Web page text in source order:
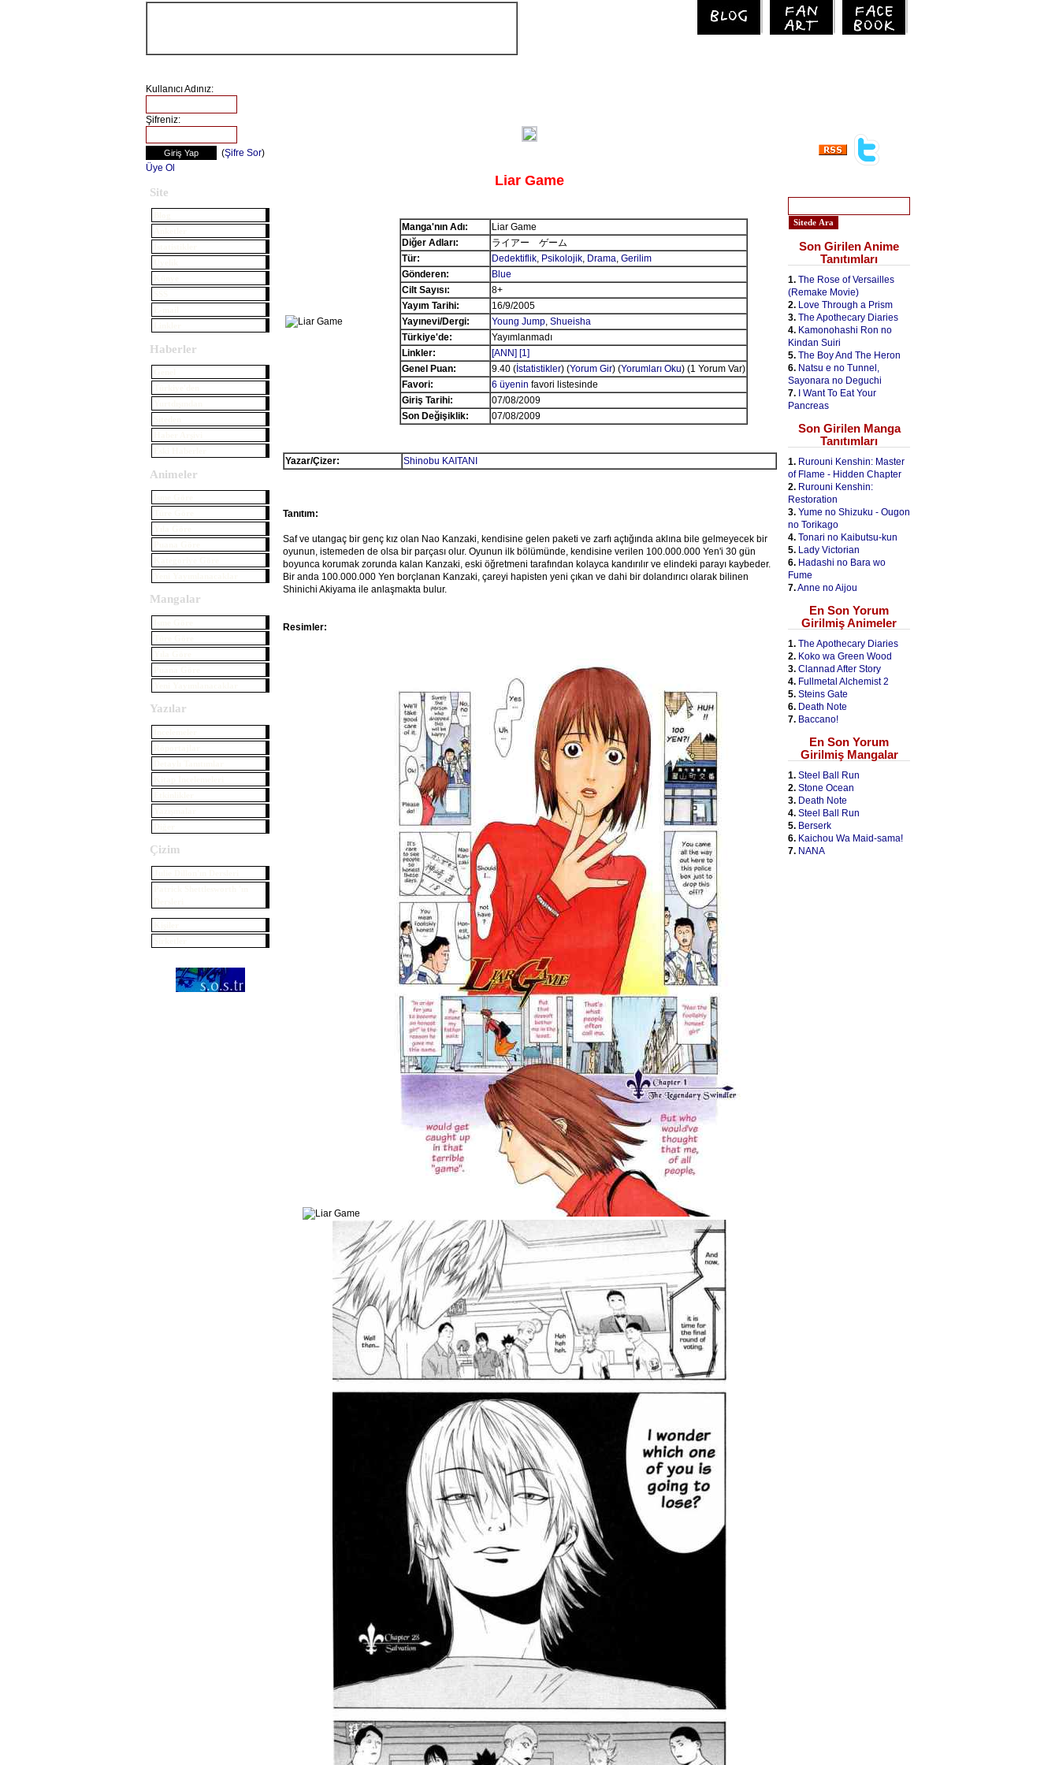
Kullanıcı Adınız:
Şifreniz:
(Şifre Sor)
Üye Ol
Site
Haberler
Animeler
Mangalar
Yazılar
Çizim
Liar Game
Manga'nın Adı:
Liar Game
Diğer Adları:
ライアー ゲーム
Tür:
Dedektiflik, Psikolojik, Drama, Gerilim
Gönderen:
Blue
Cilt Sayısı:
8+
Yayım Tarihi:
16/9/2005
Yayınevi/Dergi:
Young Jump, Shueisha
Türkiye'de:
Yayımlanmadı
Linkler:
[ANN] [1]
Genel Puan:
9.40 (İstatistikler) (Yorum Gir) (Yorumları Oku) (1 Yorum Var)
Favori:
6 üyenin favori listesinde
Giriş Tarihi:
07/08/2009
Son Değişiklik:
07/08/2009
Yazar/Çizer: Shinobu KAITANI
Tanıtım:
Saf ve utangaç bir genç kız olan Nao Kanzaki, kendisine gelen paketi ve zarfı açtığında aklına bile gelmeyecek bir
oyunun, istemeden de olsa bir parçası olur. Oyunun ilk bölümünde, kendisine verilen 100.000.000 Yen'i 30 gün
boyunca korumak zorunda kalan Kanzaki, eski öğretmeni tarafından kolayca kandırılır ve elindeki parayı kaybeder.
Bir anda 100.000.000 Yen borçlanan Kanzaki, çareyi hapisten yeni çıkan ve dahi bir dolandırıcı olarak bilinen
Shinichi Akiyama ile anlaşmakta bulur.
Resimler:
Son Girilen Anime
Tanıtımları
1. The Rose of Versailles
(Remake Movie)
2. Love Through a Prism
3. The Apothecary Diaries
4. Kamonohashi Ron no
Kindan Suiri
5. The Boy And The Heron
6. Natsu e no Tunnel,
Sayonara no Deguchi
7. I Want To Eat Your
Pancreas
Son Girilen Manga
Tanıtımları
1. Rurouni Kenshin: Master
of Flame - Hidden Chapter
2. Rurouni Kenshin:
Restoration
3. Yume no Shizuku - Ougon
no Torikago
4. Tonari no Kaibutsu-kun
5. Lady Victorian
6. Hadashi no Bara wo
Fume
7.Anne no Aijou
En Son Yorum
Girilmiş Animeler
1. The Apothecary Diaries
2. Koko wa Green Wood
3. Clannad After Story
4. Fullmetal Alchemist 2
5. Steins Gate
6. Death Note
7. Baccano!
En Son Yorum
Girilmiş Mangalar
1. Steel Ball Run
2. Stone Ocean
3. Death Note
4. Steel Ball Run
5. Berserk
6. Kaichou Wa Maid-sama!
7. NANA